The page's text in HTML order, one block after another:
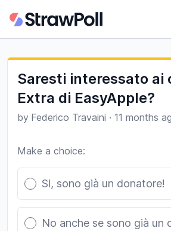
Saresti interessato ai
Extra di EasyApple?
by Federico Travaini · 11 months
Make a choice:
Poll options
Si, sono già un donatore!
No anche se sono già un